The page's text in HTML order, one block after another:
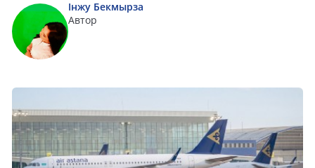
Інжу Бекмырза
Автор